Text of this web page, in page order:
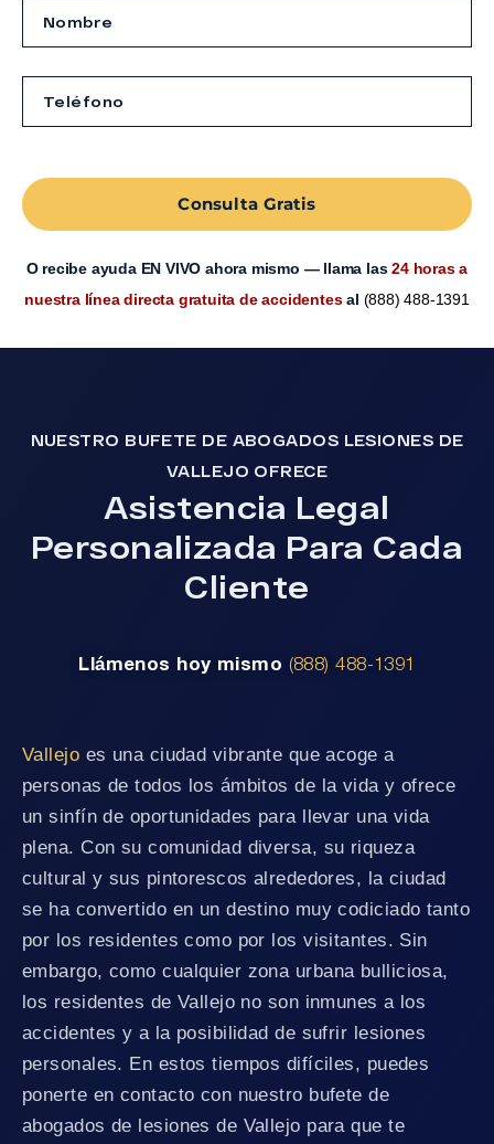
Consulta Gratis
O recibe ayuda EN VIVO ahora mismo — llama las24 horas a
nuestra línea directa gratuita de accidentesal (888) 488-1391
NUESTRO BUFETE DE ABOGADOS LESIONES DE
VALLEJO OFRECE
Asistencia Legal
Personalizada Para Cada
Cliente
Llámenos hoy mismo (888) 488-1391
Vallejo es una ciudad vibrante que acoge a
personas de todos los ámbitos de la vida y ofrece
un sinfín de oportunidades para llevar una vida
plena. Con su comunidad diversa, su riqueza
cultural y sus pintorescos alrededores, la ciudad
se ha convertido en un destino muy codiciado tanto
por los residentes como por los visitantes. Sin
embargo, como cualquier zona urbana bulliciosa,
los residentes de Vallejo no son inmunes a los
accidentes y a la posibilidad de sufrir lesiones
personales. En estos tiempos difíciles, puedes
ponerte en contacto con nuestro bufete de
abogados de lesiones de Vallejo para que te